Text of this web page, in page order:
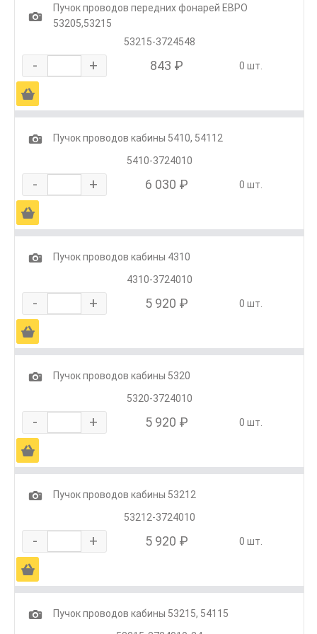
1
Пучок проводов передних фонарей ЕВРО
53205,53215
53215-3724548
- + 843 ₽ 0 шт.
Ä
1
Пучок проводов кабины 5410, 54112
5410-3724010
- + 6 030 ₽ 0 шт.
Ä
1
Пучок проводов кабины 4310
4310-3724010
- + 5 920 ₽ 0 шт.
Ä
1
Пучок проводов кабины 5320
5320-3724010
- + 5 920 ₽ 0 шт.
Ä
1
Пучок проводов кабины 53212
53212-3724010
- + 5 920 ₽ 0 шт.
Ä
1
Пучок проводов кабины 53215, 54115